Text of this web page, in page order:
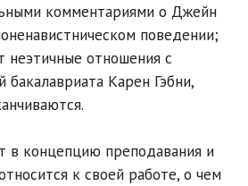
комментариями о Джейн
поведении;
неэтичные отношения с
Карен Гэбни,
в концепцию преподавания и
к своей работе, о чем